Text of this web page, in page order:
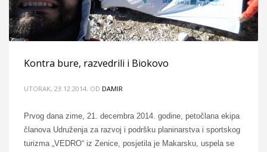
Kontra bure, razvedrili i Biokovo
UTORAK, 23.12.2014. OD DAMIR
Prvog dana zime, 21. decembra 2014. godine, petočlana ekipa
članova Udruženja za razvoj i podršku planinarstva i sportskog
turizma „VEDRO“ iz Zenice, posjetila je Makarsku, uspela se